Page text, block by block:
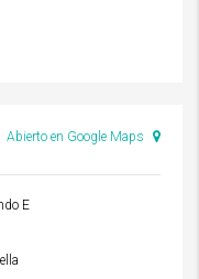
Abierto en Google Maps
E